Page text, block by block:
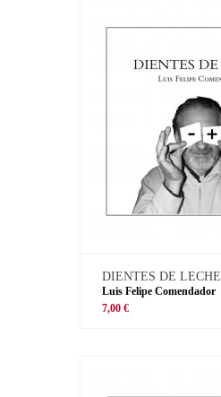
DIENTES DE LECHE
Luis Felipe Comendador
7,00 €